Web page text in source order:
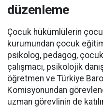
düzenleme
Çocuk hükümlülerin
kurumundan çocuk
psikolog, pedagog,
çalışmacı, psikolojik
öğretmen ve Türkiye
Komisyonundan
uzman görevlinin de